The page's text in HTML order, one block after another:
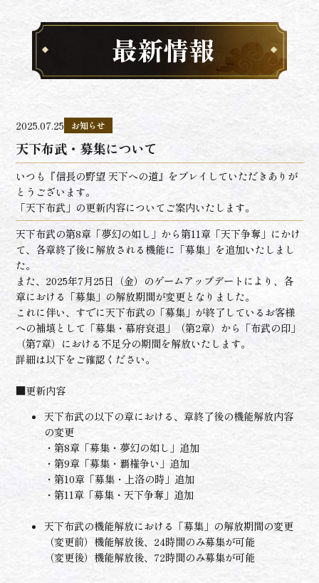
最新情報
2025.07.25 お知らせ
天下布武・募集について
いつも『信長の野望 天下への道』をプレイしていただきありが
とうございます。
「天下布武」の更新内容についてご案内いたします。
天下布武の第8章「夢幻の如し」から第11章「天下争奪」にかけ
て、各章終了後に解放される機能に「募集」を追加いたしまし
た。
また、2025年7月25日（金）のゲームアップデートにより、各
章における「募集」の解放期間が変更となりました。
これに伴い、すでに天下布武の「募集」が終了しているお客様
への補填として「募集・幕府衰退」（第2章）から「布武の印」
（第7章）における不足分の期間を解放いたします。
詳細は以下をご確認ください。
■更新内容
天下布武の以下の章における、章終了後の機能解放内容
の変更
・第8章「募集・夢幻の如し」追加
・第9章「募集・覇権争い」追加
・第10章「募集・上洛の時」追加
・第11章「募集・天下争奪」追加
天下布武の機能解放における「募集」の解放期間の変更
（変更前）機能解放後、24時間のみ募集が可能
（変更後）機能解放後、72時間のみ募集が可能